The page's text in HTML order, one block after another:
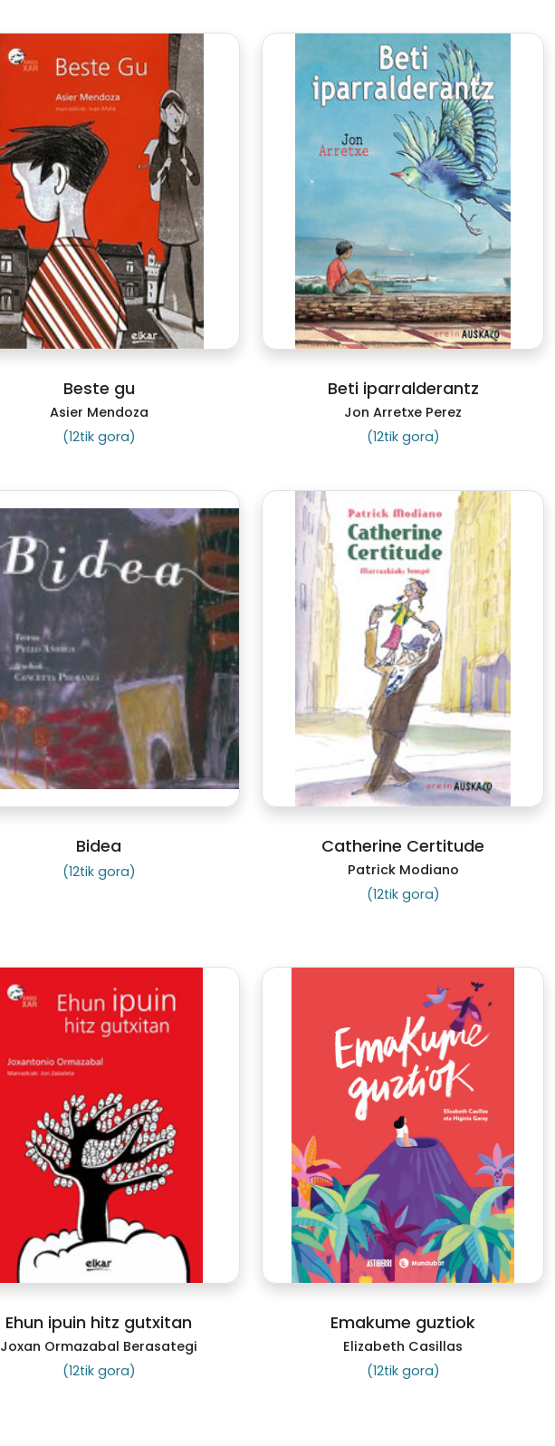
Beste gu
Asier Mendoza
(12tik gora)
Beti iparralderantz
Jon Arretxe Perez
(12tik gora)
Bidea
(12tik gora)
Catherine Certitude
Patrick Modiano
(12tik gora)
Ehun ipuin hitz gutxitan
Joxan Ormazabal Berasategi
(12tik gora)
Emakume guztiok
Elizabeth Casillas
(12tik gora)